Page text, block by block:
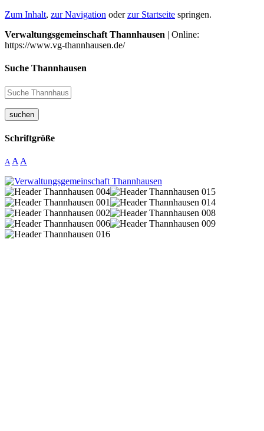
Zum Inhalt, zur Navigation oderzur Startseite springen.
Verwaltungsgemeinschaft Thannhausen | Online:
https://www.vg-thannhausen.de/
Suche Thannhausen
suchen
Schriftgröße
A A A